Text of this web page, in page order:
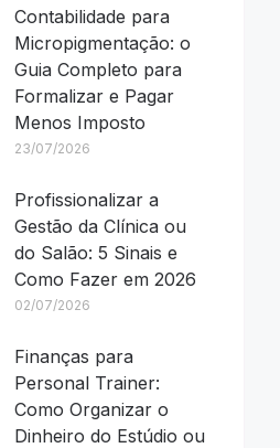
Contabilidade para
Micropigmentação: o
Guia Completo para
Formalizar e Pagar
Menos Imposto
23/07/2026
Profissionalizar a
Gestão da Clínica ou
do Salão: 5 Sinais e
Como Fazer em 2026
02/07/2026
Finanças para
Personal Trainer:
Como Organizar o
Dinheiro do Estúdio ou